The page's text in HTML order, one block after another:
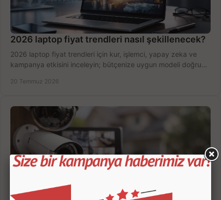
2026 laptop fiyat trendleri nasıl şekillenecek?
2026 laptop fiyat trendleri için kur, işlemci, yapay zeka ve
kampanya etkisini inceleyin; bütçenize uygun modeli doğru
20 Temmuz 2026